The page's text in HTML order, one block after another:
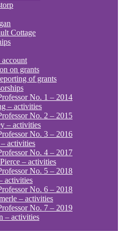
Cottage
account
on grants
of grants
No. 1 – 2014
– activities
No. 2 – 2015
– activities
No. 3 – 2016
activities
No. 4 – 2017
– activities
No. 5 – 2018
activities
No. 6 – 2018
– activities
No. 7 – 2019
– activities